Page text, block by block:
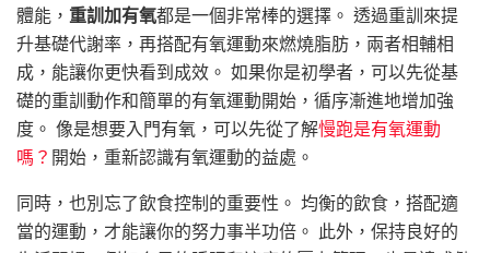
體能， 重訓加有氧都是一個非常棒的選擇。 透過重訓來提
升基礎代謝率，再搭配有氧運動來燃燒脂肪，兩者相輔相
成，能讓你更快看到成效。 如果你是初學者，可以先從基
礎的重訓動作和簡單的有氧運動開始，循序漸進地增加強
度。 像是想要入門有氧，可以先從了解慢跑是有氧運動
嗎？ 開始，重新認識有氧運動的益處。
同時，也別忘了飲食控制的重要性。 均衡的飲食，搭配適
當的運動，才能讓你的努力事半功倍。 此外，保持良好的